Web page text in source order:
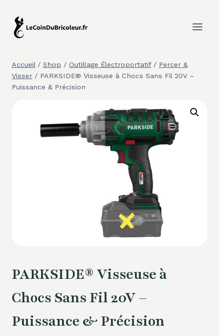
contenu
Accueil / Shop / Outillage Électroportatif / Percer &
Visser / PARKSIDE® Visseuse à Chocs Sans Fil 20V –
Puissance & Précision
PARKSIDE® Visseuse à
Chocs Sans Fil 20V –
Puissance & Précision